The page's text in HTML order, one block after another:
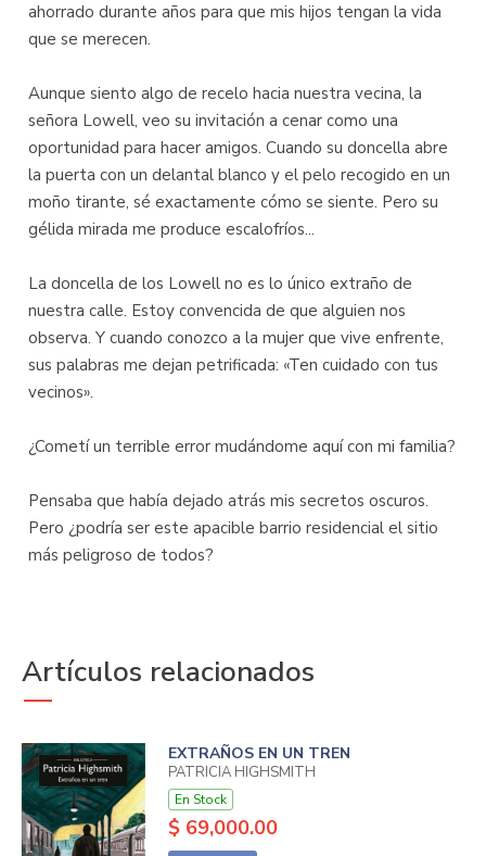
ahorrado durante años para que mis hijos tengan la vida
que se merecen.
Aunque siento algo de recelo hacia nuestra vecina, la
señora Lowell, veo su invitación a cenar como una
oportunidad para hacer amigos. Cuando su doncella abre
la puerta con un delantal blanco y el pelo recogido en un
moño tirante, sé exactamente cómo se siente. Pero su
gélida mirada me produce escalofríos...
La doncella de los Lowell no es lo único extraño de
nuestra calle. Estoy convencida de que alguien nos
observa. Y cuando conozco a la mujer que vive enfrente,
sus palabras me dejan petrificada: «Ten cuidado con tus
vecinos».
¿Cometí un terrible error mudándome aquí con mi familia?
Pensaba que había dejado atrás mis secretos oscuros.
Pero ¿podría ser este apacible barrio residencial el sitio
más peligroso de todos?
Artículos relacionados
EXTRAÑOS EN UN TREN
PATRICIA HIGHSMITH
En Stock
$ 69,000.00